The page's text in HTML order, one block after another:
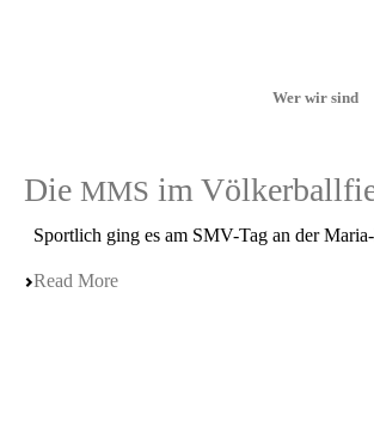
Wer wir sind
Die MMS im
Sport­lich ging es am SMV-Tag an der
Read More